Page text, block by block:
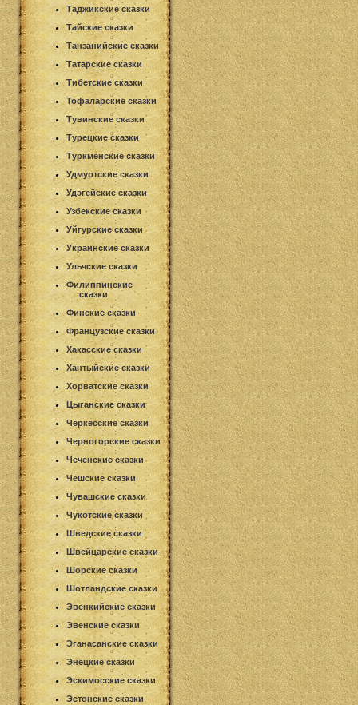
Таджикские сказки
Тайские сказки
Танзанийские сказки
Татарские сказки
Тибетские сказки
Тофаларские сказки
Тувинские сказки
Турецкие сказки
Туркменские сказки
Удмуртские сказки
Удэгейские сказки
Узбекские сказки
Уйгурские сказки
Украинские сказки
Ульчские сказки
Филиппинские
сказки
Финские сказки
Французские сказки
Хакасские сказки
Хантыйские сказки
Хорватские сказки
Цыганские сказки
Черкесские сказки
Черногорские сказки
Чеченские сказки
Чешские сказки
Чувашские сказки
Чукотские сказки
Шведские сказки
Швейцарские сказки
Шорские сказки
Шотландские сказки
Эвенкийские сказки
Эвенские сказки
Эганасанские сказки
Энецкие сказки
Эскимосские сказки
Эстонские сказки